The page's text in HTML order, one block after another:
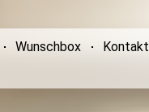
Wunschbox Kontakt